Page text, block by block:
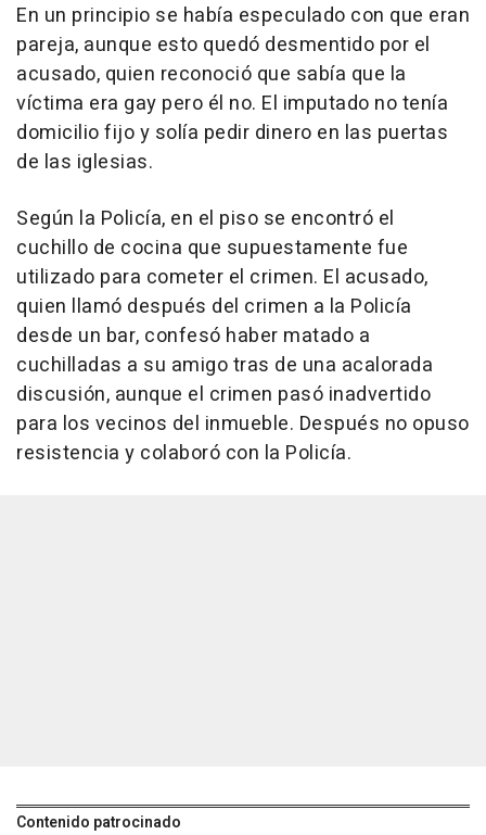
En un principio se había especulado con que eran
pareja, aunque esto quedó desmentido por el
acusado, quien reconoció que sabía que la
víctima era gay pero él no. El imputado no tenía
domicilio fijo y solía pedir dinero en las puertas
de las iglesias.
Según la Policía, en el piso se encontró el
cuchillo de cocina que supuestamente fue
utilizado para cometer el crimen. El acusado,
quien llamó después del crimen a la Policía
desde un bar, confesó haber matado a
cuchilladas a su amigo tras de una acalorada
discusión, aunque el crimen pasó inadvertido
para los vecinos del inmueble. Después no opuso
resistencia y colaboró con la Policía.
Contenido patrocinado